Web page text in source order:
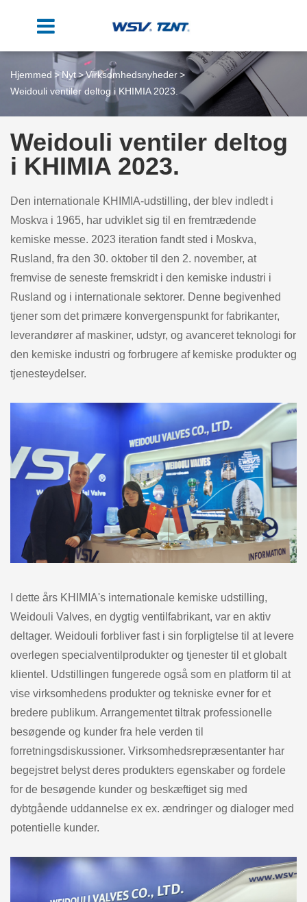
Hjemmed Nyt
Virksomhedsnyheder
Weidouli ventiler deltog i KHIMIA 2023.
Weidouli ventiler deltog
i KHIMIA 2023.
Den internationale KHIMIA-udstilling, der blev indledt i
Moskva i 1965, har udviklet sig til en fremtrædende
kemiske messe. 2023 iteration fandt sted i Moskva,
Rusland, fra den 30. oktober til den 2. november, at
fremvise de seneste fremskridt i den kemiske industri i
Rusland og i internationale sektorer. Denne begivenhed
tjener som det primære konvergenspunkt for fabrikanter,
leverandører af maskiner, udstyr, og avanceret teknologi for
den kemiske industri og forbrugere af kemiske produkter og
tjenesteydelser.
I dette års KHIMIA's internationale kemiske udstilling,
Weidouli Valves, en dygtig ventilfabrikant, var en aktiv
deltager. Weidouli forbliver fast i sin forpligtelse til at levere
overlegen specialventilprodukter og tjenester til et globalt
klientel. Udstillingen fungerede også som en platform til at
vise virksomhedens produkter og tekniske evner for et
bredere publikum. Arrangementet tiltrak professionelle
besøgende og kunder fra hele verden til
forretningsdiskussioner. Virksomhedsrepræsentanter har
begejstret belyst deres produkters egenskaber og fordele
for de besøgende kunder og beskæftiget sig med
dybtgående uddannelse ex ex. ændringer og dialoger med
potentielle kunder.